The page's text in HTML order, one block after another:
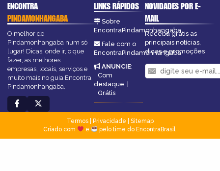
ENCONTRA
PINDAMONHANGABA
O melhor de
Pindamonhangaba num só
lugar! Dicas, onde ir, o que
fazer, as melhores
empresas, locais, serviços e
muito mais no guia Encontra
Pindamonhangaba.
LINKS RÁPIDOS
Sobre
EncontraPindamonhangaba
Fale com o
EncontraPindamonhangaba
ANUNCIE:
Com
destaque |
Grátis
NOVIDADES POR E-
MAIL
Receba grátis as
principais notícias,
dicas e promoções
Termos| Privacidade
Sitemap
Criado com
e pelo time do EncontraBrasil